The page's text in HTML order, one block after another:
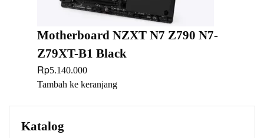
Motherboard NZXT N7 Z790 N7-
Z79XT-B1 Black
Rp5.140.000
Tambah ke keranjang
Katalog